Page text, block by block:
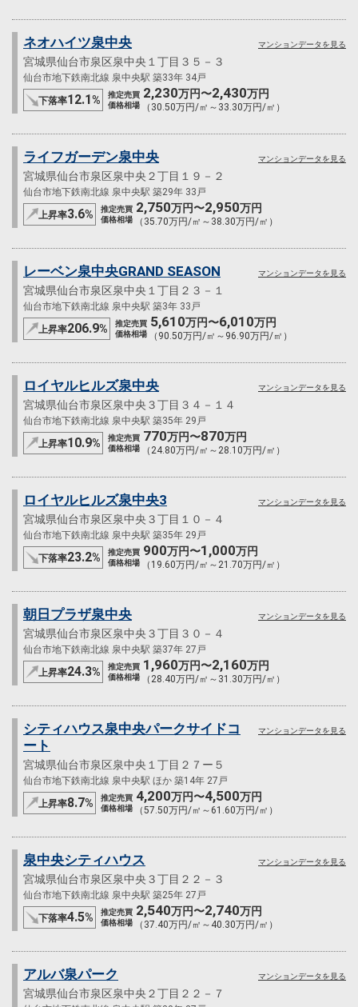
ネオハイツ泉中央
宮城県仙台市泉区泉中央１丁目３５－３
仙台市地下鉄南北線 泉中央駅 築33年 34戸
下落率12.1%
推定売買
価格相場
2,230万円〜2,430万円
（30.50万円/㎡～33.30万円/㎡）
マンションデータを見る
ライフガーデン泉中央
宮城県仙台市泉区泉中央２丁目１９－２
仙台市地下鉄南北線 泉中央駅 築29年 33戸
上昇率3.6%
推定売買
価格相場
2,750万円〜2,950万円
（35.70万円/㎡～38.30万円/㎡）
マンションデータを見る
レーベン泉中央GRAND SEASON
宮城県仙台市泉区泉中央１丁目２３－１
仙台市地下鉄南北線 泉中央駅 築3年 33戸
上昇率206.9%
推定売買
価格相場
5,610万円〜6,010万円
（90.50万円/㎡～96.90万円/㎡）
マンションデータを見る
ロイヤルヒルズ泉中央
宮城県仙台市泉区泉中央３丁目３４－１４
仙台市地下鉄南北線 泉中央駅 築35年 29戸
上昇率10.9%
推定売買
価格相場
770万円〜870万円
（24.80万円/㎡～28.10万円/㎡）
マンションデータを見る
ロイヤルヒルズ泉中央3
宮城県仙台市泉区泉中央３丁目１０－４
仙台市地下鉄南北線 泉中央駅 築35年 29戸
下落率23.2%
推定売買
価格相場
900万円〜1,000万円
（19.60万円/㎡～21.70万円/㎡）
マンションデータを見る
朝日プラザ泉中央
宮城県仙台市泉区泉中央３丁目３０－４
仙台市地下鉄南北線 泉中央駅 築37年 27戸
上昇率24.3%
推定売買
価格相場
1,960万円〜2,160万円
（28.40万円/㎡～31.30万円/㎡）
マンションデータを見る
シティハウス泉中央パークサイドコ
ート
宮城県仙台市泉区泉中央１丁目２７ー５
仙台市地下鉄南北線 泉中央駅 ほか 築14年 27戸
上昇率8.7%
推定売買
価格相場
4,200万円〜4,500万円
（57.50万円/㎡～61.60万円/㎡）
マンションデータを見る
泉中央シティハウス
宮城県仙台市泉区泉中央３丁目２２－３
仙台市地下鉄南北線 泉中央駅 築25年 27戸
下落率4.5%
推定売買
価格相場
2,540万円〜2,740万円
（37.40万円/㎡～40.30万円/㎡）
マンションデータを見る
アルバ泉パーク
宮城県仙台市泉区泉中央２丁目２２－７
マンションデータを見る